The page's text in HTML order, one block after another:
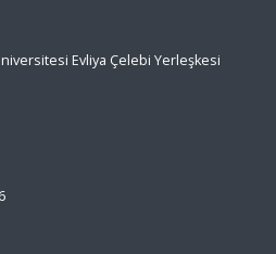
Evliya Çelebi Yerleşkesi